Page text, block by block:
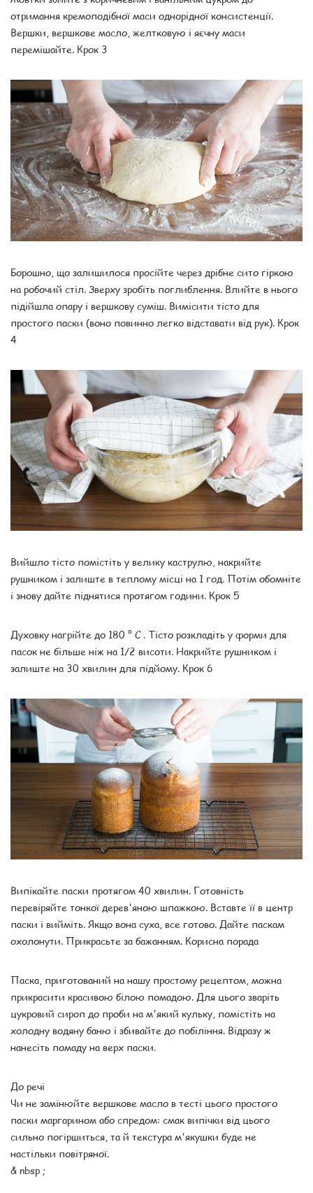
отримання кремоподібної маси однорідної консистенції.
Вершки, вершкове масло, желтковую і яєчну маси
перемішайте. Крок 3
Борошно, що залишилося просійте через дрібне сито гіркою
на робочий стіл. Зверху зробіть поглиблення. Влийте в нього
підійшла опару і вершкову суміш. Вимісити тісто для
простого паски (воно повинно легко відставати від рук). Крок
4
Вийшло тісто помістіть у велику каструлю, накрийте
рушником і залиште в теплому місці на 1 год. Потім обомніте
і знову дайте піднятися протягом години. Крок 5
Духовку нагрійте до 180 ° C . Тісто розкладіть у форми для
пасок не більше ніж на 1/2 висоти. Накрийте рушником і
залиште на 30 хвилин для підйому. Крок 6
Випікайте паски протягом 40 хвилин. Готовність
перевіряйте тонкої дерев'яною шпажкою. Вставте її в центр
паски і вийміть. Якщо вона суха, все готово. Дайте паскам
охолонути. Прикрасьте за бажанням. Корисна порада
Паска, приготований на нашу простому рецептом, можна
прикрасити красивою білою помадою. Для цього зваріть
цукровий сироп до проби на м'який кульку, помістіть на
холодну водяну баню і збивайте до побіління. Відразу ж
нанесіть помаду на верх паски.
До речі
Чи не замінюйте вершкове масло в тесті цього простого
паски маргарином або спредом: смак випічки від цього
сильно погіршиться, та й текстура м'якушки буде не
настільки повітряної.
& nbsp ;